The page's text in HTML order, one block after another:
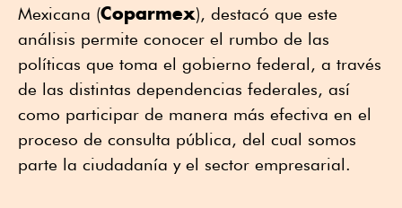
Mexicana (Coparmex), destacó que este
análisis permite conocer el rumbo de las
políticas que toma el gobierno federal, a través
de las distintas dependencias federales, así
como participar de manera más efectiva en el
proceso de consulta pública, del cual somos
parte la ciudadanía y el sector empresarial.